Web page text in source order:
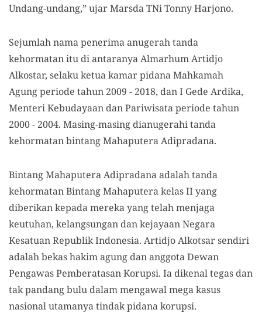
Undang-undang,” ujar Marsda TNi Tonny Harjono.
Sejumlah nama penerima anugerah tanda
kehormatan itu di antaranya Almarhum Artidjo
Alkostar, selaku ketua kamar pidana Mahkamah
Agung periode tahun 2009 - 2018, dan I Gede Ardika,
Menteri Kebudayaan dan Pariwisata periode tahun
2000 - 2004. Masing-masing dianugerahi tanda
kehormatan bintang Mahaputera Adipradana.
Bintang Mahaputera Adipradana adalah tanda
kehormatan Bintang Mahaputera kelas II yang
diberikan kepada mereka yang telah menjaga
keutuhan, kelangsungan dan kejayaan Negara
Kesatuan Republik Indonesia. Artidjo Alkotsar sendiri
adalah bekas hakim agung dan anggota Dewan
Pengawas Pemberatasan Korupsi. Ia dikenal tegas dan
tak pandang bulu dalam mengawal mega kasus
nasional utamanya tindak pidana korupsi.